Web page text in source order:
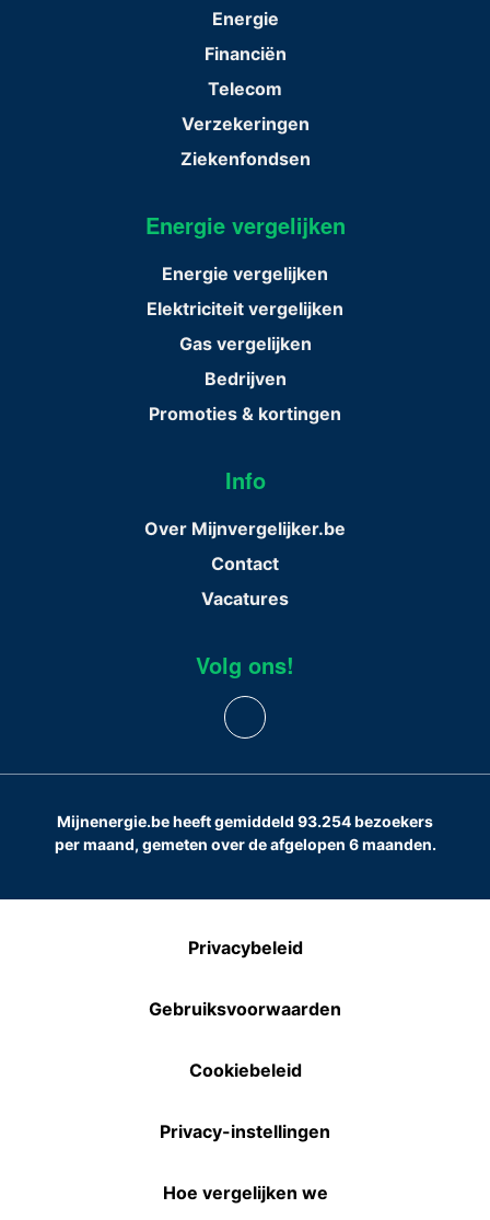
Energie
Financiën
Telecom
Verzekeringen
Ziekenfondsen
Energie vergelijken
Energie vergelijken
Elektriciteit vergelijken
Gas vergelijken
Bedrijven
Promoties & kortingen
Info
Over Mijnvergelijker.be
Contact
Vacatures
Volg ons!
Mijnenergie.be heeft gemiddeld 93.254 bezoekers
per maand, gemeten over de afgelopen 6 maanden.
Privacybeleid
Gebruiksvoorwaarden
Cookiebeleid
Privacy-instellingen
Hoe vergelijken we